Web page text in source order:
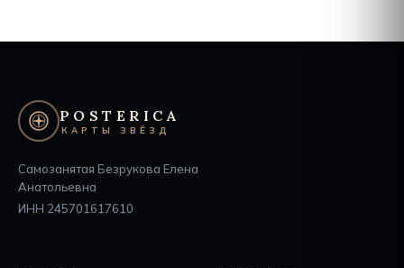
POSTERICA
КАРТЫ ЗВЁЗД
Самозанятая Безрукова Елена
Анатольевна
ИНН 245701617610